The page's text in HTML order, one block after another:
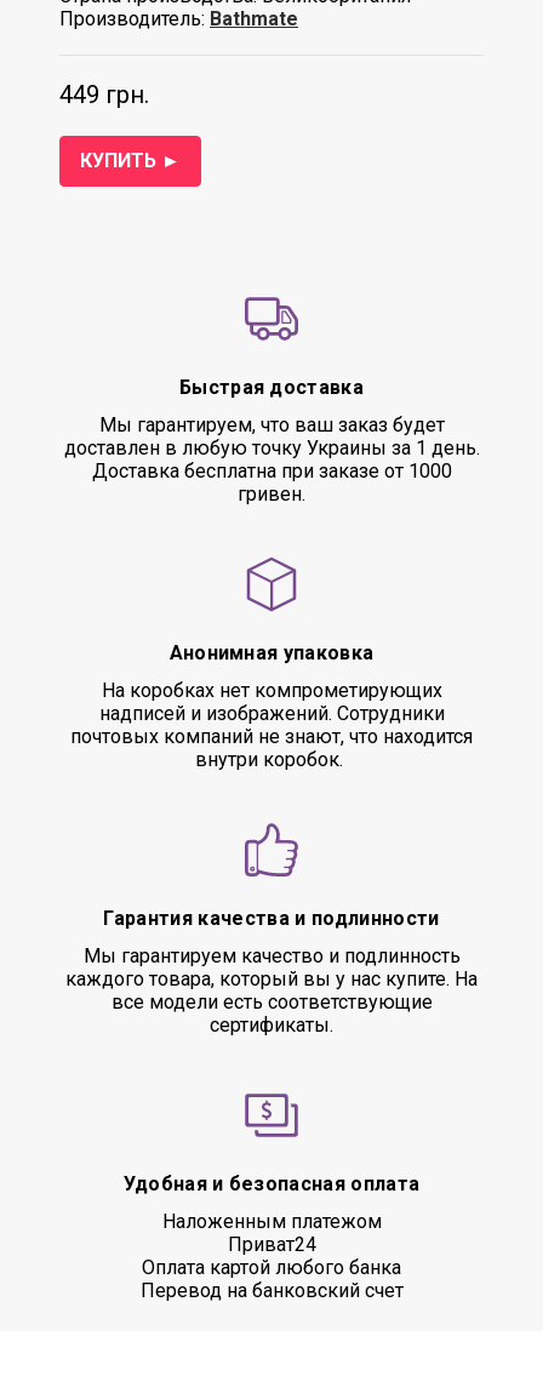
Производитель: Bathmate
КУПИТЬ ►
449 грн.
Быстрая доставка
Мы гарантируем, что ваш заказ будет
доставлен в любую точку Украины за 1 день.
Доставка бесплатна при заказе от 1000
гривен.
Анонимная упаковка
На коробках нет компрометирующих
надписей и изображений. Сотрудники
почтовых компаний не знают, что находится
внутри коробок.
Гарантия качества и подлинности
Мы гарантируем качество и подлинность
каждого товара, который вы у нас купите. На
все модели есть соответствующие
сертификаты.
Удобная и безопасная оплата
Наложенным платежом
Приват24
Оплата картой любого банка
Перевод на банковский счет